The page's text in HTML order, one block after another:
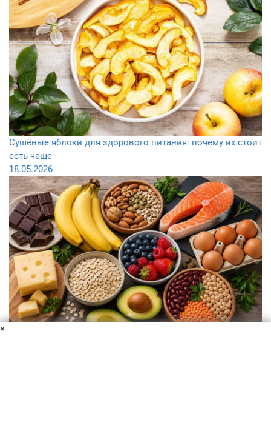
Сушёные яблоки для здорового питания: почему их стоит
есть чаще
18.05.2026
×